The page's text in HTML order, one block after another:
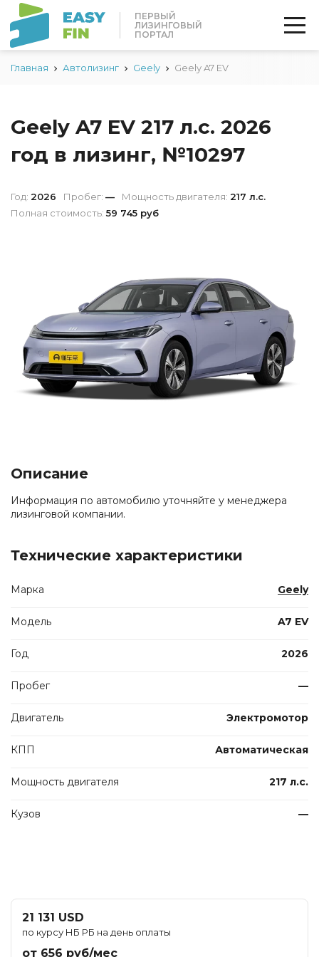
ПЕРВЫЙ
ЛИЗИНГОВЫЙ
ПОРТАЛ
Главная Автолизинг Geely Geely A7 EV
Geely A7 EV 217 л.с. 2026
год в лизинг, №10297
Год: 2026 Пробег: — Мощность двигателя: 217 л.с.
Полная стоимость: 59 745 руб
Описание
Информация по автомобилю уточняйте у менеджера
лизинговой компании.
Технические характеристики
Марка Geely
Модель A7 EV
Год 2026
Пробег —
Двигатель Электромотор
КПП Автоматическая
Мощность двигателя 217 л.с.
Кузов —
21 131 USD
по курсу НБ РБ на день оплаты
от 656 руб/мес